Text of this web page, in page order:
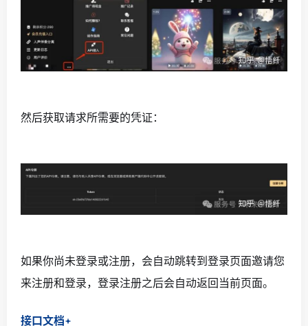
然后获取请求所需要的凭证：
如果你尚未登录或注册，会自动跳转到登录页面邀请您
来注册和登录，登录注册之后会自动返回当前页面。
接口文档